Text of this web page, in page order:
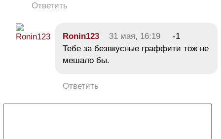
Ответить
Ronin123 31 мая, 16:19
-1
Тебе за безвкусные граффити тож не
мешало бы.
Ответить